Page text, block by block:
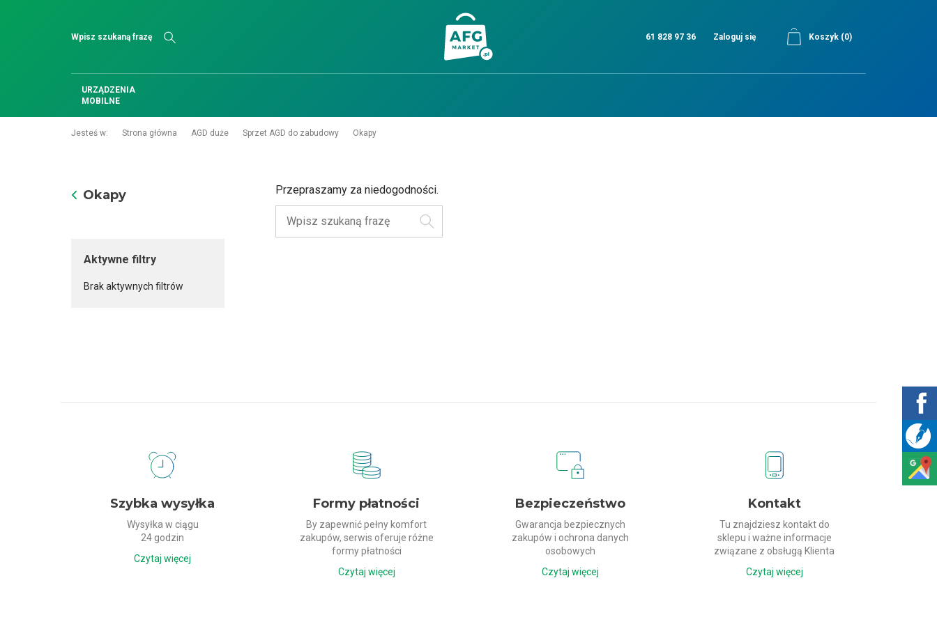
61 828 97 36 Zaloguj się Koszyk (0)
URZĄDZENIA
MOBILNE
Jesteś w: Strona główna AGD duże Sprzet AGD do zabudowy Okapy
Okapy
Aktywne filtry
Brak aktywnych filtrów
Przepraszamy za niedogodności.
Dlaczego my?
Szybka wysyłka
Wysyłka w ciągu
24 godzin
Czytaj więcej
Formy płatności
By zapewnić pełny komfort
zakupów, serwis oferuje różne
formy płatności
Czytaj więcej
Bezpieczeństwo
Gwarancja bezpiecznych
zakupów i ochrona danych
osobowych
Czytaj więcej
Kontakt
Tu znajdziesz kontakt do
sklepu i ważne informacje
związane z obsługą Klienta
Czytaj więcej